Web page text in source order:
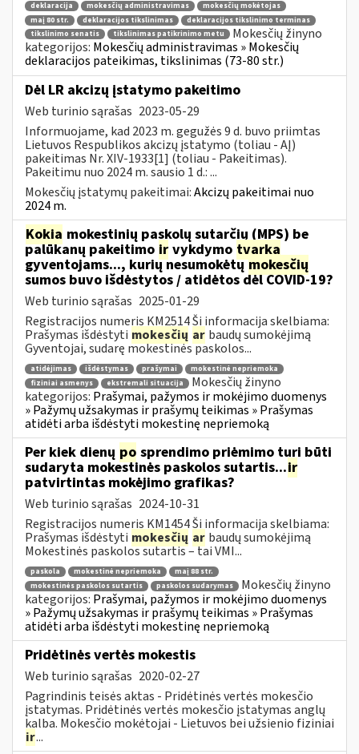
deklaracija mokesčių administravimas
mokesčių mokėtojas
maį 80 str.
deklaracijos tikslinimas
deklaracijos tikslinimo terminas
tikslinimo senatis
tikslinimas patikrinimo metu
Mokesčių žinyno
kategorijos: Mokesčių administravimas » Mokesčių
deklaracijos pateikimas, tikslinimas (73-80 str.)
Dėl LR akcizų įstatymo pakeitimo
Web turinio sąrašas 2023-05-29
Informuojame, kad 2023 m. gegužės 9 d. buvo priimtas
Lietuvos Respublikos akcizų įstatymo (toliau - AĮ)
pakeitimas Nr. XIV-1933[1] (toliau - Pakeitimas).
Pakeitimu nuo 2024 m. sausio 1 d.: ...
Mokesčių įstatymų pakeitimai:Akcizų pakeitimai nuo
2024 m.
Kokia mokestinių paskolų sutarčių (MPS) be
palūkanų pakeitimo ir vykdymo tvarka
gyventojams..., kurių nesumokėtųmokesčių
sumos buvo išdėstytos / atidėtos dėl COVID-19?
Web turinio sąrašas 2025-01-29
Registracijos numeris KM2514 Ši informacija skelbiama:
Prašymas išdėstyti mokesčių ar baudų sumokėjimą
Gyventojai, sudarę mokestinės paskolos...
atidėjimas išdėstymas prašymai
mokestinė nepriemoka
fiziniai asmenys
ekstremali situacija
Mokesčių žinyno
kategorijos: Prašymai, pažymos ir mokėjimo duomenys
» Pažymų užsakymas ir prašymų teikimas » Prašymas
atidėti arba išdėstyti mokestinę nepriemoką
Per kiek dienų po sprendimo priėmimo turi būti
sudaryta mokestinės paskolos sutartis...ir
patvirtintas mokėjimo grafikas?
Web turinio sąrašas 2024-10-31
Registracijos numeris KM1454 Ši informacija skelbiama:
Prašymas išdėstyti mokesčių ar baudų sumokėjimą
Mokestinės paskolos sutartis – tai VMI...
paskola mokestinė nepriemoka
maį 88 str.
mokestinės paskolos sutartis
paskolos sudarymas
Mokesčių žinyno
kategorijos: Prašymai, pažymos ir mokėjimo duomenys
» Pažymų užsakymas ir prašymų teikimas » Prašymas
atidėti arba išdėstyti mokestinę nepriemoką
Pridėtinės vertės mokestis
Web turinio sąrašas 2020-02-27
Pagrindinis teisės aktas - Pridėtinės vertės mokesčio
įstatymas. Pridėtinės vertės mokesčio įstatymas anglų
kalba. Mokesčio mokėtojai - Lietuvos bei užsienio fiziniai
ir...